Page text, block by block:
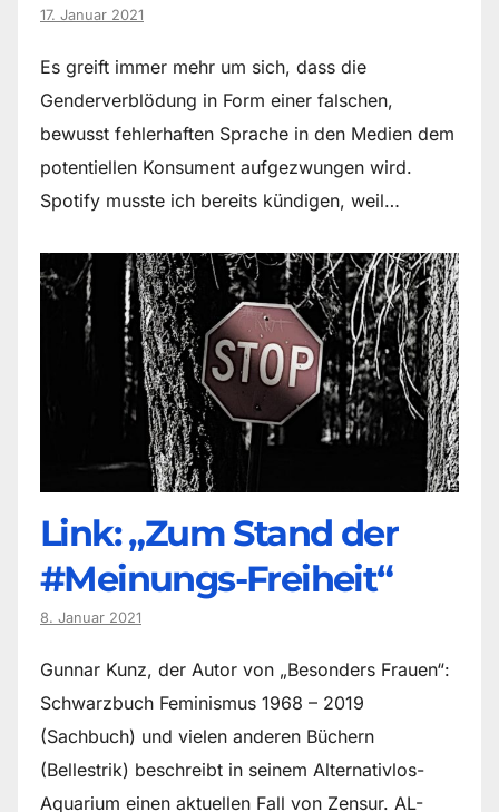
17. Januar 2021
Es greift immer mehr um sich, dass die
Genderverblödung in Form einer falschen,
bewusst fehlerhaften Sprache in den Medien dem
potentiellen Konsument aufgezwungen wird.
Spotify musste ich bereits kündigen, weil…
Link: „Zum Stand der
#Meinungs-Freiheit“
8. Januar 2021
Gunnar Kunz, der Autor von „Besonders Frauen“:
Schwarzbuch Feminismus 1968 – 2019
(Sachbuch) und vielen anderen Büchern
(Bellestrik) beschreibt in seinem Alternativlos-
Aquarium einen aktuellen Fall von Zensur. AL-